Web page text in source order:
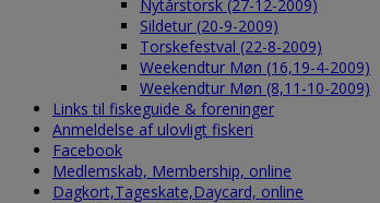
Nytårstorsk (27-12-2009)
Sildetur (20-9-2009)
Torskefestval (22-8-2009)
Weekendtur Møn (16,19-4-2009)
Weekendtur Møn (8,11-10-2009)
Links til fiskeguide & foreninger
Anmeldelse af ulovligt fiskeri
Facebook
Medlemskab, Membership, online
Dagkort,Tageskate,Daycard, online